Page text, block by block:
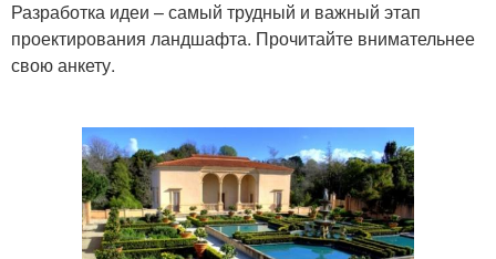
Разработка идеи – самый трудный и важный этап
проектирования ландшафта. Прочитайте внимательнее
свою анкету.